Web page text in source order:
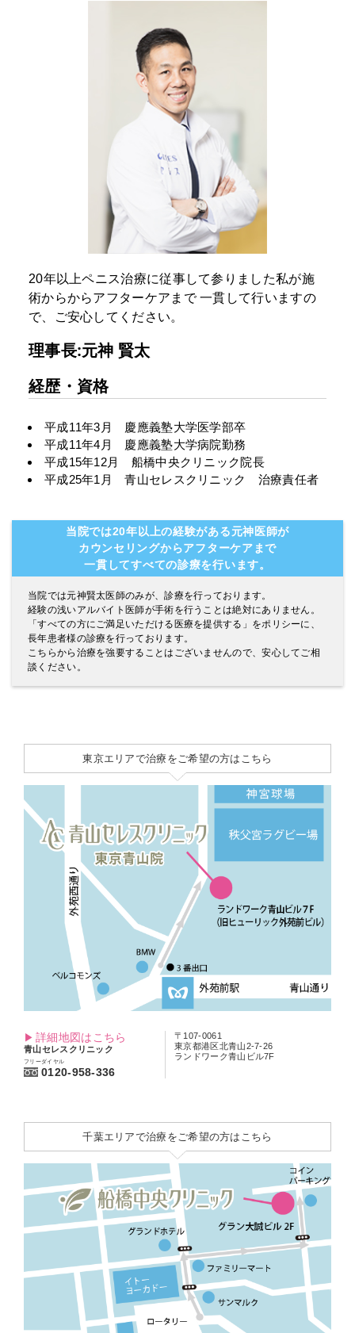
20年以上ペニス治療に従事して参りました私が施
術からからアフターケアまで一貫して行いますの
で、ご安心してください。
理事長:元神 賢太
経歴・資格
平成11年3月 慶應義塾大学医学部卒
平成11年4月 慶應義塾大学病院勤務
平成15年12月 船橋中央クリニック院長
平成25年1月 青山セレスクリニック 治療責任者
当院では20年以上の経験がある元神医師が
カウンセリングからアフターケアまで
一貫してすべての診療を行います。
当院では元神賢太医師のみが、診療を行っております。
経験の浅いアルバイト医師が手術を行うことは絶対にありません。
「すべての方にご満足いただける医療を提供する」をポリシーに、
長年患者様の診療を行っております。
こちらから治療を強要することはございませんので、安心してご相
談ください。
東京エリアで治療をご希望の方はこちら
詳細地図はこちら
青山セレスクリニック
フリーダイヤル
0120-958-336
〒107-0061
東京都港区北青山2-7-26
ランドワーク青山ビル7F
千葉エリアで治療をご希望の方はこちら